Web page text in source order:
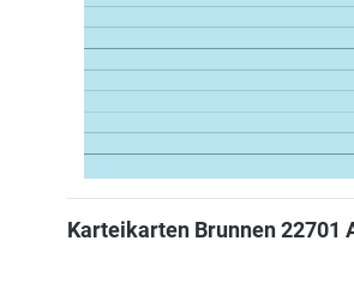
Karteikarten Brunnen 22701